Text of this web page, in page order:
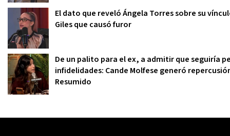
El dato que reveló Ángela Torres sobre su
Giles que causó furor
De un palito para el ex, a admitir que seguiría
infidelidades: Cande Molfese generó
Resumido